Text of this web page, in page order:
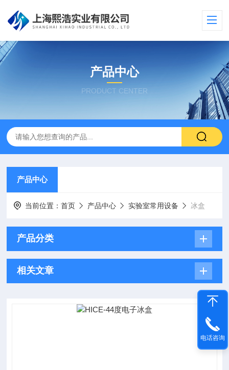
产品中心
PRODUCT CENTER
产品中心
当前位置：首页 产品中心 实验室常用设备 冰盒
产品分类
相关文章
电话咨询